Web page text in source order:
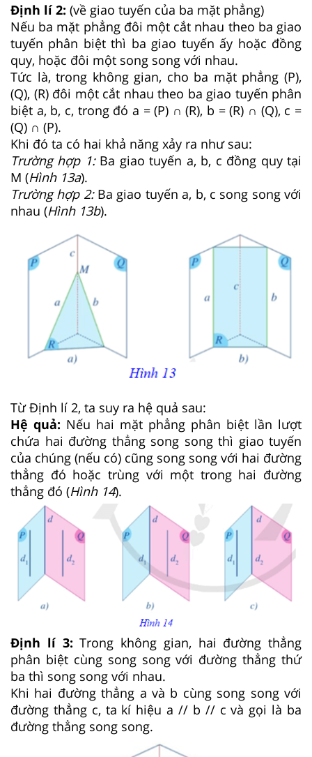
Định lí 2: (về giao tuyến của ba mặt phẳng)
Nếu ba mặt phẳng đôi một cắt nhau theo ba giao
tuyến phân biệt thì ba giao tuyến ấy hoặc đồng
quy, hoặc đôi một song song với nhau.
Tức là, trong không gian, cho ba mặt phẳng (P),
(Q), (R) đôi một cắt nhau theo ba giao tuyến phân
biệt a, b, c, trong đó a = (P) ∩ (R), b = (R) ∩ (Q), c =
(Q) ∩ (P).
Khi đó ta có hai khả năng xảy ra như sau:
Trường hợp 1: Ba giao tuyến a, b, c đồng quy tại
M (Hình 13a).
Trường hợp 2:Ba giao tuyến a, b, c song song với
nhau (Hình 13b).
Từ Định lí 2, ta suy ra hệ quả sau:
Hệ quả: Nếu hai mặt phẳng phân biệt lần lượt
chứa hai đường thẳng song song thì giao tuyến
của chúng (nếu có) cũng song song với hai đường
thẳng đó hoặc trùng với một trong hai đường
thẳng đó (Hình 14).
Định lí 3: Trong không gian, hai đường thẳng
phân biệt cùng song song với đường thẳng thứ
ba thì song song với nhau.
Khi hai đường thẳng a và b cùng song song với
đường thẳng c, ta kí hiệu a // b // c và gọi là ba
đường thẳng song song.